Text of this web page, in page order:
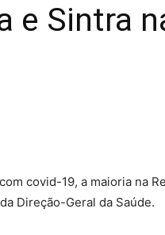
e Sintra
covid-19, a maioria na
Direção-Geral da Saúde.